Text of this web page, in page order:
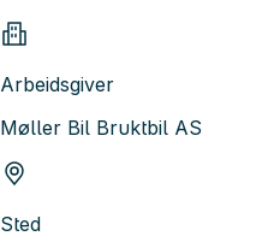
Arbeidsgiver
Møller Bil Bruktbil AS
Sted